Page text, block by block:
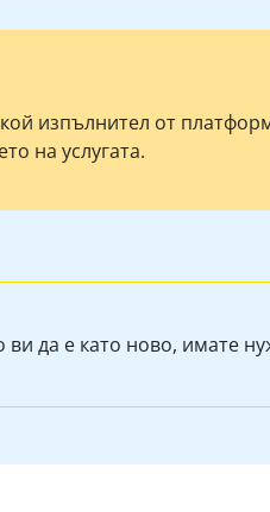
изпълнител от
на услугата.
да е като ново, имате